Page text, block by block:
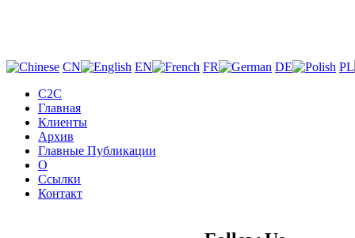
CN EN FR DE PL
C2C
Главная
Клиенты
Архив
Главные Публикации
О
Ссылки
Контакт